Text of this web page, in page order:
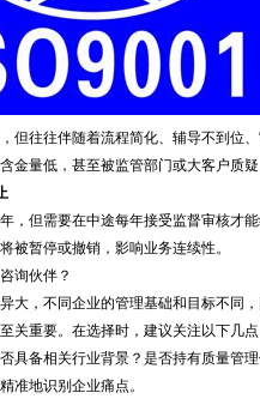
但往往伴随着流程简化、辅导不到位
金量低，甚至被监管部门或大客户质疑
，但需要在中途每年接受监督审核才
被暂停或撤销，影响业务连续性。
询伙伴？
大，不同企业的管理基础和目标不同
关重要。在选择时，建议关注以下几点
否具备相关行业背景？是否持有质量管
准地识别企业痛点。